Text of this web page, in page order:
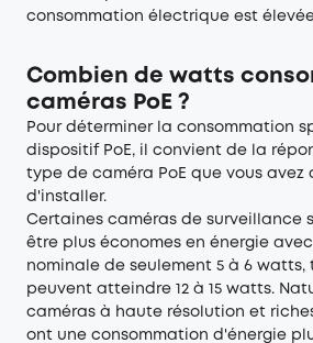
consommation électrique est
Combien de watts
caméras PoE ?
Pour déterminer la consommation
dispositif PoE, il convient de la
type de caméra PoE que vous
d'installer.
Certaines caméras de surveillance
être plus économes en énergie
nominale de seulement 5 à 6
peuvent atteindre 12 à 15 watts.
caméras à haute résolution et
ont une consommation d'énergie